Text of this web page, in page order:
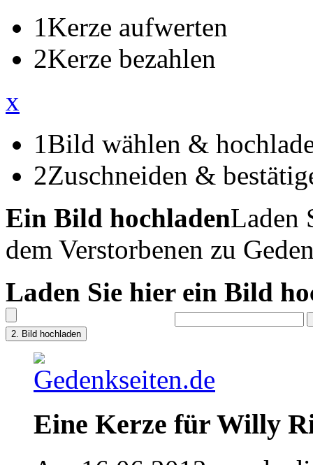
1Kerze aufwerten
2Kerze bezahlen
x
1Bild wählen &
2Zuschneiden &
Ein Bild hochladenLaden
dem Verstorbenen zu
Laden Sie hier ein Bild
Eine Kerze für Willy